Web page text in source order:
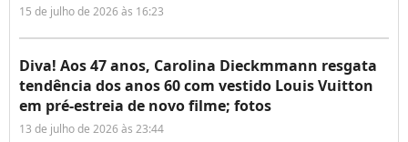
15 de julho de 2026 às 16:23
Diva! Aos 47 anos, Carolina Dieckmmann resgata
tendência dos anos 60 com vestido Louis Vuitton
em pré-estreia de novo filme; fotos
13 de julho de 2026 às 23:44